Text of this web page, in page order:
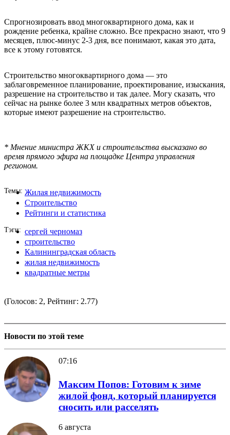
Спрогнозировать ввод многоквартирного дома, как и
рождение ребенка, крайне сложно. Все прекрасно знают, что 9
месяцев, плюс-минус 2-3 дня, все понимают, какая это дата,
все к этому готовятся.
Строительство многоквартирного дома — это
заблаговременное планирование, проектирование, изыскания,
разрешение на строительство и так далее. Могу сказать, что
сейчас на рынке более 3 млн квадратных метров объектов,
которые имеют разрешение на строительство.
* Мнение министра ЖКХ и строительства высказано во
время прямого эфира на площадке Центра управления
регионом.
Темы Жилая недвижимость
Строительство
Рейтинги и статистика
Тэги
сергей черномаз
строительство
Калининградская область
жилая недвижимость
квадратные метры
(Голосов: 2, Рейтинг: 2.77)
Новости по этой теме
07:16
Максим Попов: Готовим к зиме
жилой фонд, который планируется
сносить или расселять
6 августа